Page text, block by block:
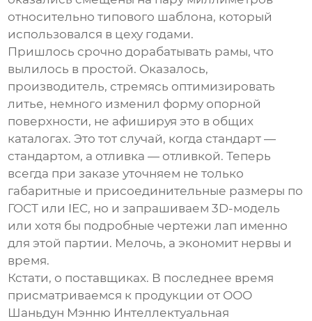
относительно типового шаблона, который
использовался в цеху годами.
Пришлось срочно дорабатывать рамы, что
вылилось в простой. Оказалось,
производитель, стремясь оптимизировать
литье, немного изменил форму опорной
поверхности, не афишируя это в общих
каталогах. Это тот случай, когда стандарт —
стандартом, а отливка — отливкой. Теперь
всегда при заказе уточняем не только
габаритные и присоединительные размеры по
ГОСТ или IEC, но и запрашиваем 3D-модель
или хотя бы подробные чертежи лап именно
для этой партии. Мелочь, а экономит нервы и
время.
Кстати, о поставщиках. В последнее время
присматриваемся к продукции от ООО
Шаньдун Мэнню Интеллектуальная